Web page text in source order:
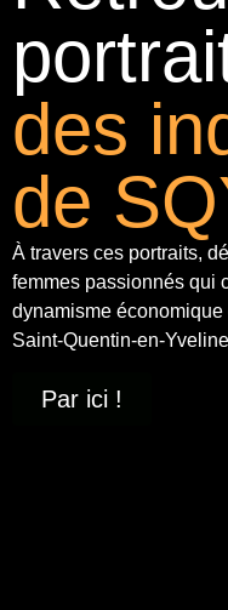
des
de
À travers ces portraits,
femmes passionnés qui
dynamisme économique
Saint-Quentin-en-
Par ici !